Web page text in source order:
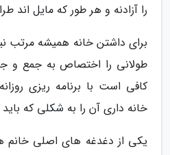
را آزادنه و هر طور که مایل اند
برای داشتن خانه همیشه مرتب
طولانی را اختصاص به جمع و
کافی است با برنامه ریزی
خانه داری آن را به شکلی که
یکی از دغدغه های اصلی خانم